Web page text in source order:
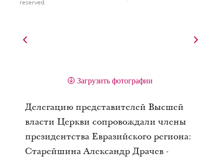
reserved.
Загрузить фотографии
Делегацию представителей Высшей
власти Церкви сопровождали члены
президентства Евразийского региона:
Старейшина Александр Драчев -